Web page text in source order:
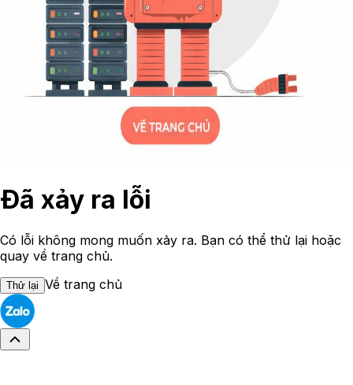
Đã xảy ra lỗi
Có lỗi không mong muốn xảy ra. Bạn có thể thử lại hoặc
quay về trang chủ.
Thử lại Về trang chủ